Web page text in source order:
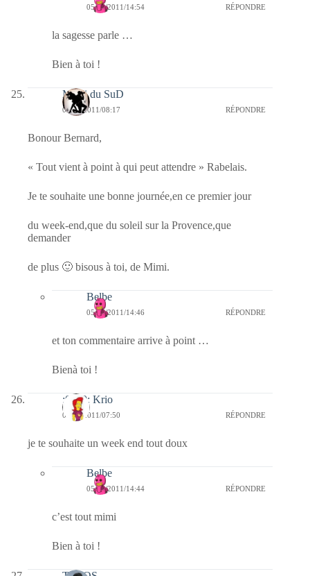
05/02/2011/14:54 RÉPONDRE
la sagesse parle …
Bien à toi !
MiMi du SuD
05/02/2011/08:17 RÉPONDRE
Bonour Bernard,
« Tout vient à point à qui peut attendre » Rabelais.
Je te souhaite une bonne journée,en ce premier jour
du week-end,que du soleil sur la Provence,que
demander
de plus 🙂 bisous à toi, de Mimi.
Belbe
05/02/2011/14:46 RÉPONDRE
et ton commentaire arrive à point …
Bienà toi !
:0010: Krio
05/02/2011/07:50 RÉPONDRE
je te souhaite un week end tout doux
Belbe
05/02/2011/14:44 RÉPONDRE
c’est tout mimi
Bien à toi !